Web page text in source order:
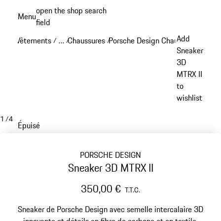
principal
Menuopen the shop search
field
Vêtements / …
Reveal collapsed breadcrumb items
/Chaussures /Porsche Design Chaussures
Add
Sneaker
3D
MTRX II
to
wishlist
1 /4
Épuisé
PORSCHE DESIGN
Sneaker 3D MTRX II
350,00 € T.T.C.
Sneaker de Porsche Design avec semelle intercalaire 3D